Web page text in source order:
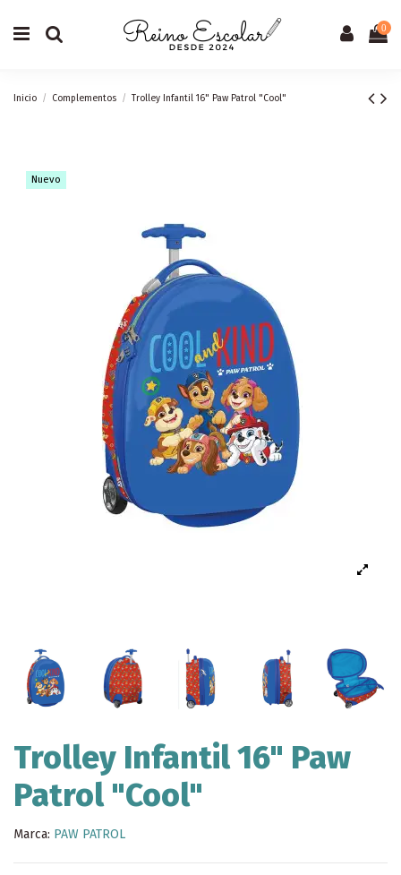
0
Inicio Complementos Trolley Infantil 16" Paw Patrol "Cool"
Nuevo
Trolley Infantil 16" Paw
Patrol "Cool"
Marca: PAW PATROL